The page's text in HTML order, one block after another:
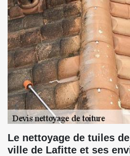
Le nettoyage de tuiles
ville de Lafitte et ses